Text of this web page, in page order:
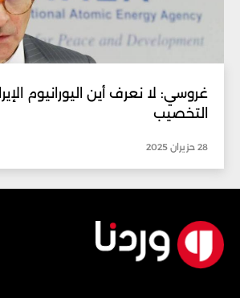
غروسي: لا نعرف أين اليورانيوم
التخصيب
28 حزيران 2025